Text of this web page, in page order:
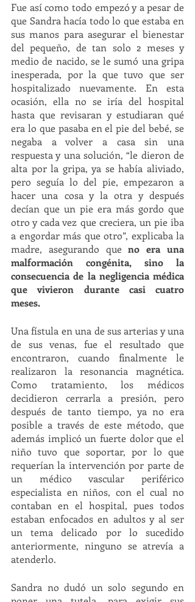
Fue así como todo empezó y a pesar de
que Sandra hacía todo lo que estaba en
sus manos para asegurar el bienestar
del pequeño, de tan solo 2 meses y
medio de nacido, se le sumó una gripa
inesperada, por la que tuvo que ser
hospitalizado nuevamente. En esta
ocasión, ella no se iría del hospital
hasta que revisaran y estudiaran qué
era lo que pasaba en el pie del bebé, se
negaba a volver a casa sin una
respuesta y una solución, “le dieron de
alta por la gripa, ya se había aliviado,
pero seguía lo del pie, empezaron a
hacer una cosa y la otra y después
decían que un pie era más gordo que
otro y cada vez que creciera, un pie iba
a engordar más que otro”, explicaba la
madre, asegurando que no era una
malformación congénita, sino la
consecuencia de la negligencia médica
que vivieron durante casi cuatro
meses.
Una fístula en una de sus arterias y una
de sus venas, fue el resultado que
encontraron, cuando finalmente le
realizaron la resonancia magnética.
Como tratamiento, los médicos
decidieron cerrarla a presión, pero
después de tanto tiempo, ya no era
posible a través de este método, que
además implicó un fuerte dolor que el
niño tuvo que soportar, por lo que
requerían la intervención por parte de
un médico vascular periférico
especialista en niños, con el cual no
contaban en el hospital, pues todos
estaban enfocados en adultos y al ser
un tema delicado por lo sucedido
anteriormente, ninguno se atrevía a
atenderlo.
Sandra no dudó un solo segundo en